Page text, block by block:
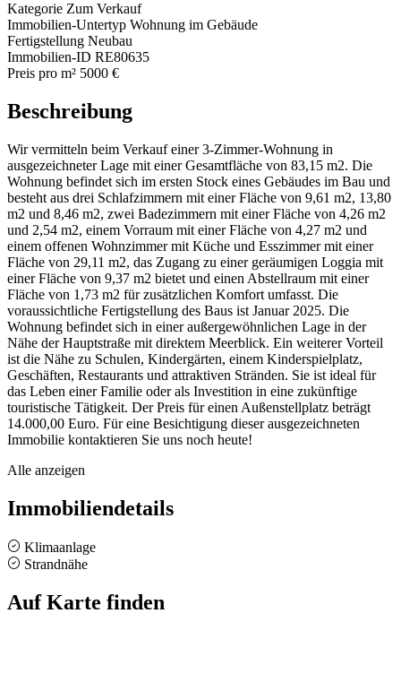
Kategorie Zum Verkauf
Immobilien-Untertyp Wohnung im Gebäude
Fertigstellung Neubau
Immobilien-ID RE80635
Preis pro m² 5000 €
Beschreibung
Wir vermitteln beim Verkauf einer 3-Zimmer-Wohnung in
ausgezeichneter Lage mit einer Gesamtfläche von 83,15 m2. Die
Wohnung befindet sich im ersten Stock eines Gebäudes im Bau und
besteht aus drei Schlafzimmern mit einer Fläche von 9,61 m2, 13,80
m2 und 8,46 m2, zwei Badezimmern mit einer Fläche von 4,26 m2
und 2,54 m2, einem Vorraum mit einer Fläche von 4,27 m2 und
einem offenen Wohnzimmer mit Küche und Esszimmer mit einer
Fläche von 29,11 m2, das Zugang zu einer geräumigen Loggia mit
einer Fläche von 9,37 m2 bietet und einen Abstellraum mit einer
Fläche von 1,73 m2 für zusätzlichen Komfort umfasst. Die
voraussichtliche Fertigstellung des Baus ist Januar 2025. Die
Wohnung befindet sich in einer außergewöhnlichen Lage in der
Nähe der Hauptstraße mit direktem Meerblick. Ein weiterer Vorteil
ist die Nähe zu Schulen, Kindergärten, einem Kinderspielplatz,
Geschäften, Restaurants und attraktiven Stränden. Sie ist ideal für
das Leben einer Familie oder als Investition in eine zukünftige
touristische Tätigkeit. Der Preis für einen Außenstellplatz beträgt
14.000,00 Euro. Für eine Besichtigung dieser ausgezeichneten
Immobilie kontaktieren Sie uns noch heute!
Alle anzeigen
Immobiliendetails
Klimaanlage
Strandnähe
Auf Karte finden